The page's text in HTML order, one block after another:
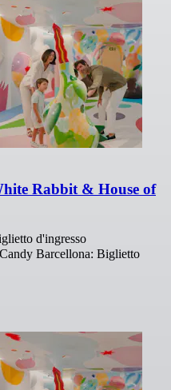
Rabbit & House of
d'ingresso
Barcellona: Biglietto